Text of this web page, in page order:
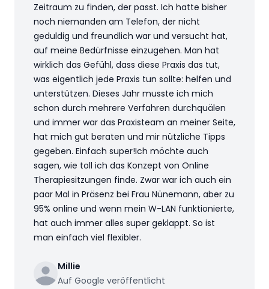
Zeitraum zu finden, der passt. Ich hatte bisher
noch niemanden am Telefon, der nicht
geduldig und freundlich war und versucht hat,
auf meine Bedürfnisse einzugehen. Man hat
wirklich das Gefühl, dass diese Praxis das tut,
was eigentlich jede Praxis tun sollte: helfen und
unterstützen. Dieses Jahr musste ich mich
schon durch mehrere Verfahren durchquälen
und immer war das Praxisteam an meiner Seite,
hat mich gut beraten und mir nützliche Tipps
gegeben. Einfach super!Ich möchte auch
sagen, wie toll ich das Konzept von Online
Therapiesitzungen finde. Zwar war ich auch ein
paar Mal in Präsenz bei Frau Nünemann, aber zu
95% online und wenn mein W-LAN funktionierte,
hat auch immer alles super geklappt. So ist
man einfach viel flexibler.
Millie
Auf Google veröffentlicht